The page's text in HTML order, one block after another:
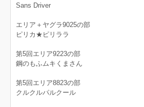
Sans Driver
エリア＋ヤグラ9025の部
ピリカ★ピリララ
第5回エリア9223の部
鋼のもふムキくまさん
第5回エリア8823の部
クルクルパルクール